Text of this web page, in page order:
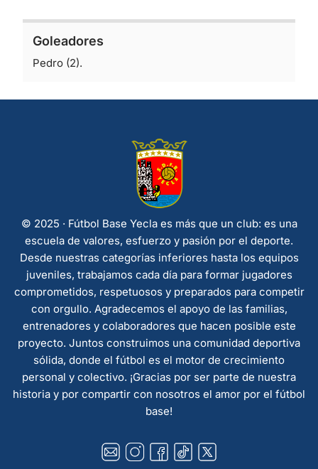
Goleadores
Pedro (2).
© 2025 · Fútbol Base Yecla es más que un club: es una
escuela de valores, esfuerzo y pasión por el deporte.
Desde nuestras categorías inferiores hasta los equipos
juveniles, trabajamos cada día para formar jugadores
comprometidos, respetuosos y preparados para competir
con orgullo. Agradecemos el apoyo de las familias,
entrenadores y colaboradores que hacen posible este
proyecto. Juntos construimos una comunidad deportiva
sólida, donde el fútbol es el motor de crecimiento
personal y colectivo. ¡Gracias por ser parte de nuestra
historia y por compartir con nosotros el amor por el fútbol
base!